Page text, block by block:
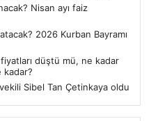
Nisan ayı faiz
2026 Kurban Bayramı
düştü mü, ne kadar
kadar?
Sibel Tan Çetinkaya oldu